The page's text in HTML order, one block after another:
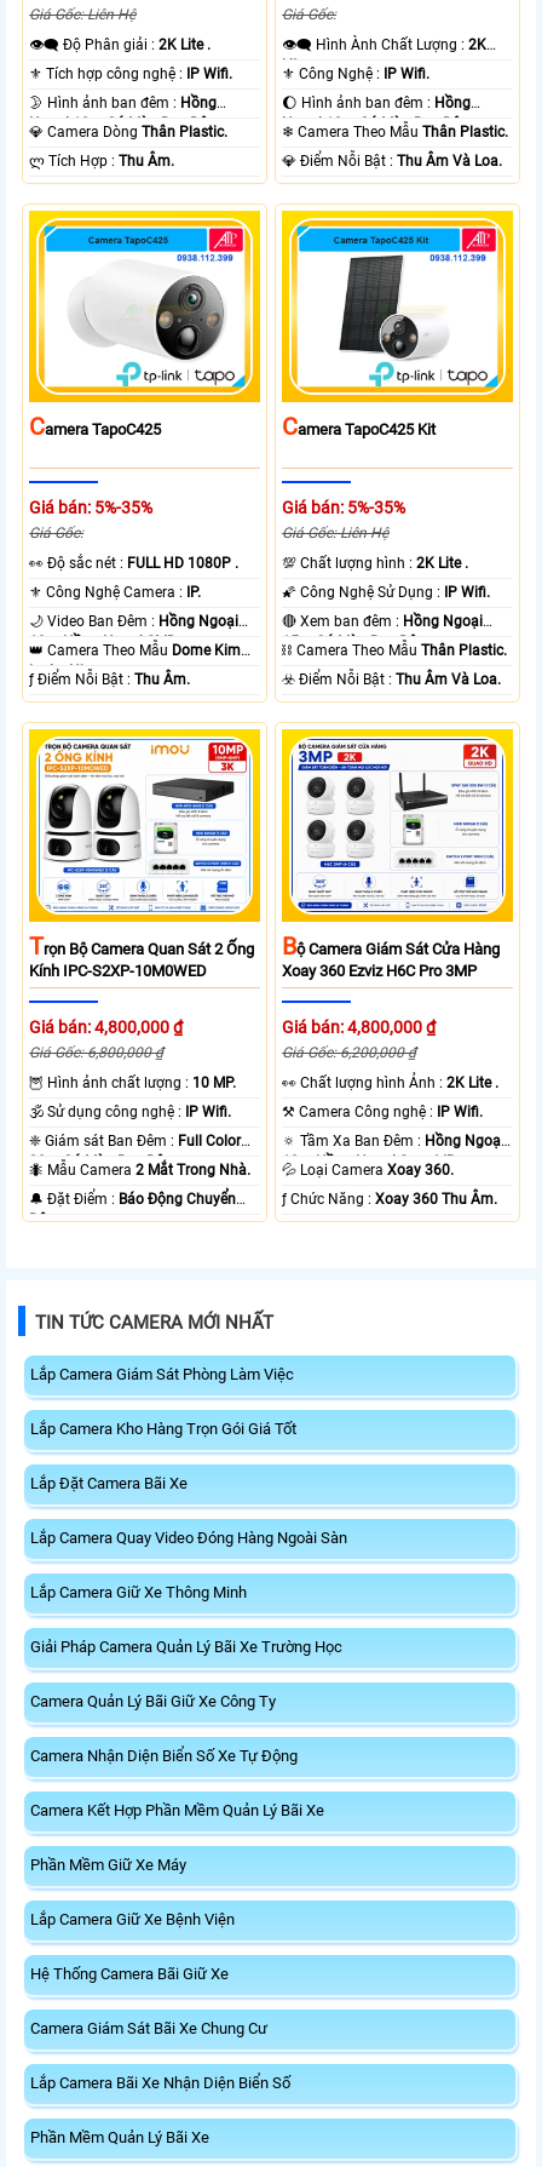
Giá Gốc: Liên Hệ
👁️‍🗨 Độ Phân giải :2K Lite .
⚜️ Tích hợp công nghệ : IP Wifi.
🌛 Hình ảnh ban đêm : Hồng
Ngoại 10m Có Màu Ban Ðêm.
💎 Camera DòngThân Plastic.
️ლ Tích Hợp :Thu Âm.
Giá Gốc:
👁️‍🗨 Hình Ành Chất Lượng :2K
Lite .
⚜️ Công Nghệ : IP Wifi.
🌔 Hình ảnh ban đêm : Hồng
Ngoại 10m Có Màu Ban Ðêm.
❄ Camera Theo MẫuThân Plastic.
️💎 Điểm Nỗi Bật :Thu Âm Và Loa.
CAmera TapoC425
Giá bán: 5%-35%
Giá Gốc:
️👀 Độ sắc nét : FULL HD 1080P .
⚜️ Công Nghệ Camera :
IP.
🌙 Video Ban Đêm : Hồng Ngoại
10m Hồng Ngoại SMD.
👑 Camera Theo Mẫu Dome Kim
loại + Nhựa.
️ƒ Điểm Nỗi Bật :Thu Âm.
CAmera TapoC425 Kit
Giá bán: 5%-35%
Giá Gốc: Liên Hệ
💯 Chất lượng hình :2K Lite .
🌠 Công Nghệ Sử Dụng :
IP Wifi.
🔴 Xem ban đêm : Hồng Ngoại
15m Có Màu Ban Ðêm.
⛓ Camera Theo MẫuThân Plastic.
️☣️ Điểm Nỗi Bật :Thu Âm Và Loa.
TRọn Bộ Camera Quan Sát 2 Ống
Kính IPC-S2XP-10M0WED
Giá bán: 4,800,000 ₫
Giá Gốc: 6,800,000 ₫
🦉 Hình ảnh chất lượng : 10 MP.
🕉️ Sử dụng công nghệ :
IP Wifi.
❈ Giám sát Ban Đêm : Full Color
20m Có Màu Ban Ðêm.
🐜 Mẫu Camera2 Mắt Trong Nhà.
️🔔 Đặt Điểm : Báo Động Chuyển
Động.
BỘ Camera Giám Sát Cửa Hàng
Xoay 360 Ezviz H6C Pro 3MP
Giá bán: 4,800,000 ₫
Giá Gốc: 6,200,000 ₫
️👀 Chất lượng hình Ảnh :2K Lite .
⚒ Camera Công nghệ :
IP Wifi.
🔅 Tầm Xa Ban Đêm : Hồng Ngoại
10m Hồng Ngoại Smart IR.
💦 Loại CameraXoay 360.
️ƒ Chức Năng :Xoay 360 Thu Âm.
TIN TỨC CAMERA MỚI NHẤT
Lắp Camera Giám Sát Phòng Làm Việc
Lắp Camera Kho Hàng Trọn Gói Giá Tốt
Lắp Đặt Camera Bãi Xe
Lắp Camera Quay Video Đóng Hàng Ngoài Sàn
Lắp Camera Giữ Xe Thông Minh
Giải Pháp Camera Quản Lý Bãi Xe Trường Học
Camera Quản Lý Bãi Giữ Xe Công Ty
Camera Nhận Diện Biển Số Xe Tự Động
Camera Kết Hợp Phần Mềm Quản Lý Bãi Xe
Phần Mềm Giữ Xe Máy
Lắp Camera Giữ Xe Bệnh Viện
Hệ Thống Camera Bãi Giữ Xe
Camera Giám Sát Bãi Xe Chung Cư
Lắp Camera Bãi Xe Nhận Diện Biển Số
Phần Mềm Quản Lý Bãi Xe